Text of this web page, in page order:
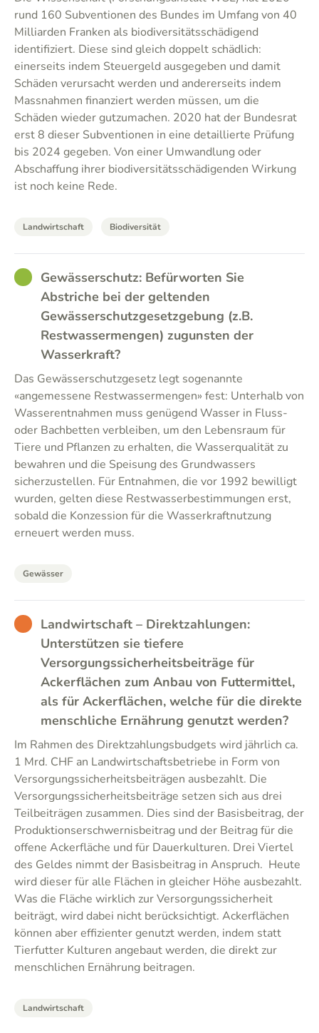
rund 160 Subventionen des Bundes im Umfang von 40
Milliarden Franken als biodiversitätsschädigend
identifiziert. Diese sind gleich doppelt schädlich:
einerseits indem Steuergeld ausgegeben und damit
Schäden verursacht werden und andererseits indem
Massnahmen finanziert werden müssen, um die
Schäden wieder gutzumachen. 2020 hat der Bundesrat
erst 8 dieser Subventionen in eine detaillierte Prüfung
bis 2024 gegeben. Von einer Umwandlung oder
Abschaffung ihrer biodiversitätsschädigenden Wirkung
ist noch keine Rede.
Landwirtschaft Biodiversität
GOODGewässerschutz: Befürworten Sie
Abstriche bei der geltenden
Gewässerschutzgesetzgebung (z.B.
Restwassermengen) zugunsten der
Wasserkraft?
Das Gewässerschutzgesetz legt sogenannte
«angemessene Restwassermengen» fest: Unterhalb von
Wasserentnahmen muss genügend Wasser in Fluss-
oder Bachbetten verbleiben, um den Lebensraum für
Tiere und Pflanzen zu erhalten, die Wasserqualität zu
bewahren und die Speisung des Grundwassers
sicherzustellen. Für Entnahmen, die vor 1992 bewilligt
wurden, gelten diese Restwasserbestimmungen erst,
sobald die Konzession für die Wasserkraftnutzung
erneuert werden muss.
Gewässer
BAD Landwirtschaft – Direktzahlungen:
Unterstützen sie tiefere
Versorgungssicherheitsbeiträge für
Ackerflächen zum Anbau von Futtermittel,
als für Ackerflächen, welche für die direkte
menschliche Ernährung genutzt werden?
Im Rahmen des Direktzahlungsbudgets wird jährlich ca.
1 Mrd. CHF an Landwirtschaftsbetriebe in Form von
Versorgungssicherheitsbeiträgen ausbezahlt. Die
Versorgungssicherheitsbeiträge setzen sich aus drei
Teilbeiträgen zusammen. Dies sind der Basisbeitrag, der
Produktionserschwernisbeitrag und der Beitrag für die
offene Ackerfläche und für Dauerkulturen. Drei Viertel
des Geldes nimmt der Basisbeitrag in Anspruch. Heute
wird dieser für alle Flächen in gleicher Höhe ausbezahlt.
Was die Fläche wirklich zur Versorgungssicherheit
beiträgt, wird dabei nicht berücksichtigt. Ackerflächen
können aber effizienter genutzt werden, indem statt
Tierfutter Kulturen angebaut werden, die direkt zur
menschlichen Ernährung beitragen.
Landwirtschaft